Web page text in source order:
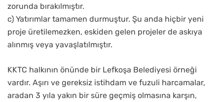
zorunda bırakılmıştır.
c) Yatırımlar tamamen durmuştur. Şu anda hiçbir yeni
proje üretilemezken, eskiden gelen projeler de askıya
alınmış veya yavaşlatılmıştır.
KKTC halkının önünde bir Lefkoşa Belediyesi örneği
vardır. Aşırı ve gereksiz istihdam ve fuzuli harcamalar,
aradan 3 yıla yakın bir süre geçmiş olmasına karşın,